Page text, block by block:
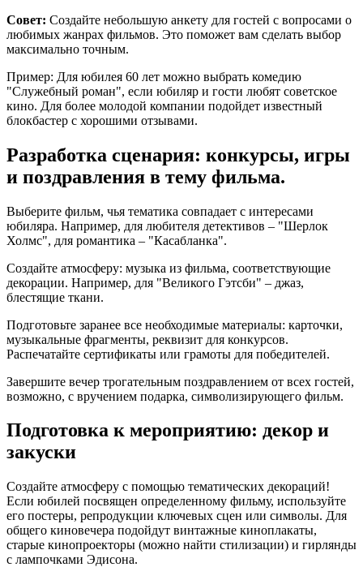
Совет: Создайте небольшую анкету для гостей с вопросами о
любимых жанрах фильмов. Это поможет вам сделать выбор
максимально точным.
Пример: Для юбилея 60 лет можно выбрать комедию
"Служебный роман", если юбиляр и гости любят советское
кино. Для более молодой компании подойдет известный
блокбастер с хорошими отзывами.
Разработка сценария: конкурсы, игры
и поздравления в тему фильма.
Выберите фильм, чья тематика совпадает с интересами
юбиляра. Например, для любителя детективов – "Шерлок
Холмс", для романтика – "Касабланка".
Создайте атмосферу: музыка из фильма, соответствующие
декорации. Например, для "Великого Гэтсби" – джаз,
блестящие ткани.
Подготовьте заранее все необходимые материалы: карточки,
музыкальные фрагменты, реквизит для конкурсов.
Распечатайте сертификаты или грамоты для победителей.
Завершите вечер трогательным поздравлением от всех гостей,
возможно, с вручением подарка, символизирующего фильм.
Подготовка к мероприятию: декор и
закуски
Создайте атмосферу с помощью тематических декораций!
Если юбилей посвящен определенному фильму, используйте
его постеры, репродукции ключевых сцен или символы. Для
общего киновечера подойдут винтажные киноплакаты,
старые кинопроекторы (можно найти стилизации) и гирлянды
с лампочками Эдисона.